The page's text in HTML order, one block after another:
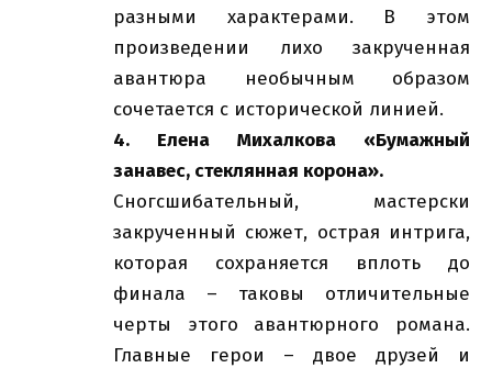
разными характерами. В этом
произведении лихо закрученная
авантюра необычным образом
сочетается с исторической линией.
4. Елена Михалкова «Бумажный
занавес, стеклянная корона».
Сногсшибательный, мастерски
закрученный сюжет, острая интрига,
которая сохраняется вплоть до
финала – таковы отличительные
черты этого авантюрного романа.
Главные герои – двое друзей и